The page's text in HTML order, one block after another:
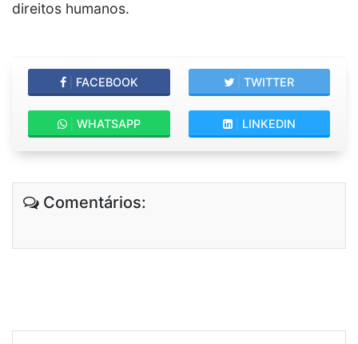
direitos humanos.
FACEBOOK TWITTER
WHATSAPP LINKEDIN
Comentários: